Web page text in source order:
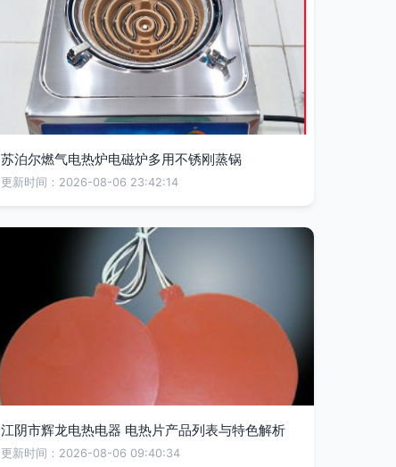
苏泊尔燃气电热炉电磁炉多用不锈刚蒸锅
更新时间：2026-08-06 23:42:14
江阴市辉龙电热电器 电热片产品列表与特色解析
更新时间：2026-08-06 09:40:34